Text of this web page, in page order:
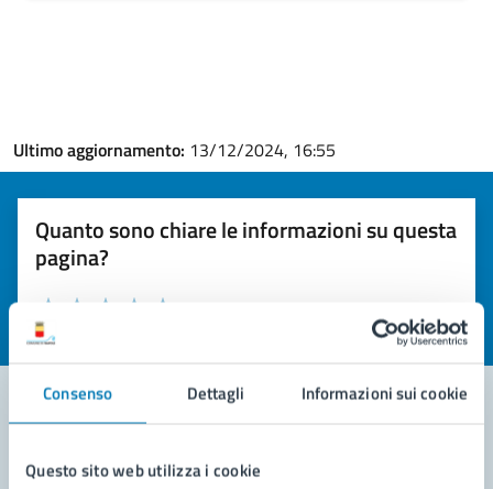
Consenso Dettagli Informazioni sui cookie
Questo sito web utilizza i cookie
Ultimo aggiornamento: 13/12/2024, 16:55
Quanto sono chiare le informazioni su questa
pagina?
Valuta la chiarezza delle informazioni (da 1 a 5 stelle)
Seleziona il numero di stelle per valutare la chiarezza delle
Valuta 1 stelle su 5
Contatta il comune